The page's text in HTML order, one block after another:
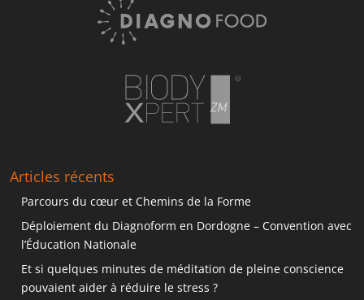
Articles récents
Parcours du cœur et Chemins de la Forme
Déploiement du Diagnoform en Dordogne – Convention avec
l’Éducation Nationale
Et si quelques minutes de méditation de pleine conscience
pouvaient aider à réduire le stress ?